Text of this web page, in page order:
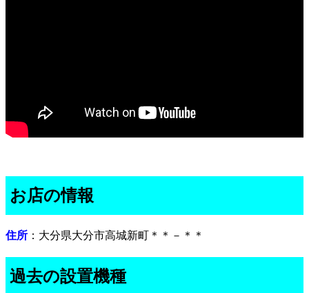
お店の情報
住所 ：大分県大分市高城新町＊＊－＊＊
過去の設置機種